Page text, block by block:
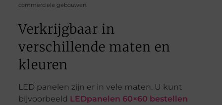
commerciële gebouwen.
Verkrijgbaar in
verschillende maten en
kleuren
LED panelen zijn er in vele maten. U kunt
bijvoorbeeld LEDpanelen 60×60 bestellen